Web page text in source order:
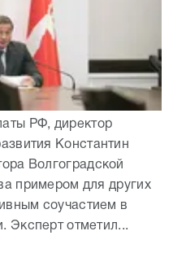
РФ, директор
Константин
Волгоградской
примером для других
соучастием в
Эксперт отметил...